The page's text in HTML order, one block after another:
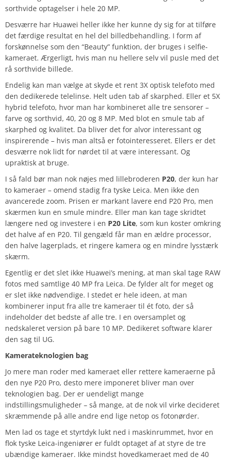
sorthvide optagelser i hele 20 MP.
Desværre har Huawei heller ikke her kunne dy sig for at tilføre
det færdige resultat en hel del billedbehandling. I form af
forskønnelse som den “Beauty” funktion, der bruges i selfie-
kameraet. Ærgerligt, hvis man nu hellere selv vil pusle med det
rå sorthvide billede.
Endelig kan man vælge at skyde et rent 3X optisk telefoto med
den dedikerede telelinse. Helt uden tab af skarphed. Eller et 5X
hybrid telefoto, hvor man har kombineret alle tre sensorer –
farve og sorthvid, 40, 20 og 8 MP. Med blot en smule tab af
skarphed og kvalitet. Da bliver det for alvor interessant og
inspirerende – hvis man altså er fotointeresseret. Ellers er det
desværre nok lidt for nørdet til at være interessant. Og
upraktisk at bruge.
I så fald bør man nok nøjes med lillebroderen P20, der kun har
to kameraer – omend stadig fra tyske Leica. Men ikke den
avancerede zoom. Prisen er markant lavere end P20 Pro, men
skærmen kun en smule mindre. Eller man kan tage skridtet
længere ned og investere i en P20 Lite, som kun koster omkring
det halve af en P20. Til gengæld får man en ældre processor,
den halve lagerplads, et ringere kamera og en mindre lysstærk
skærm.
Egentlig er det slet ikke Huawei’s mening, at man skal tage RAW
fotos med samtlige 40 MP fra Leica. De fylder alt for meget og
er slet ikke nødvendige. I stedet er hele ideen, at man
kombinerer input fra alle tre kameraer til ét foto, der så
indeholder det bedste af alle tre. I en oversamplet og
nedskaleret version på bare 10 MP. Dedikeret software klarer
den sag til UG.
Kamerateknologien bag
Jo mere man roder med kameraet eller rettere kameraerne på
den nye P20 Pro, desto mere imponeret bliver man over
teknologien bag. Der er uendeligt mange
indstillingsmuligheder – så mange, at de nok vil virke decideret
skræmmende på alle andre end lige netop os fotonørder.
Men lad os tage et styrtdyk lukt ned i maskinrummet, hvor en
flok tyske Leica-ingeniører er fuldt optaget af at styre de tre
ubændige kameraer. Ikke mindst hovedkameraet med de 40